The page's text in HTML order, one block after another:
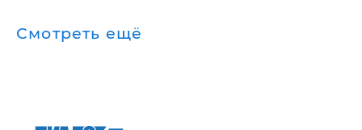
Смотреть ещё